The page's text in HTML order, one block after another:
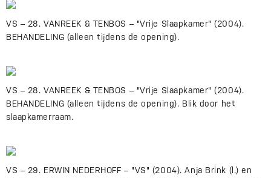
VS – 28. VANREEK & TENBOS – "Vrije Slaapkamer" (2004).
BEHANDELING (alleen tijdens de opening).
VS – 28. VANREEK & TENBOS – "Vrije Slaapkamer" (2004).
BEHANDELING (alleen tijdens de opening). Blik door het
slaapkamerraam.
VS – 29. ERWIN NEDERHOFF – "VS" (2004). Anja Brink (l.) en